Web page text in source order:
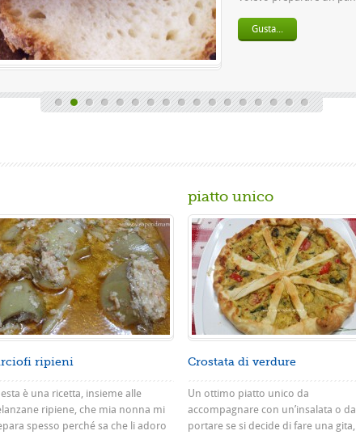
ripieni
è una ricetta, insieme alle
ripiene, che mia nonna mi
spesso perché sa che li adoro
piatto unico
Crostata di verdure
Un ottimo piatto unico da
accompagnare con un’insalata o da
portare se si decide di fare una gita,